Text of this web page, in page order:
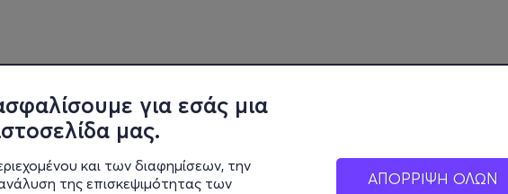
για εσάς μια
μας.
και των διαφημίσεων, την
της επισκεψιμότητας των
ΑΠΟΡΡΙΨΗ ΟΛΩΝ